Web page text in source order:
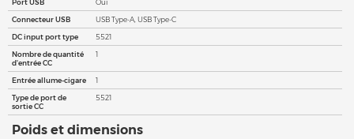
Port USB
Oui
Connecteur USB
USB Type-A, USB Type-C
DC input port type
5521
Nombre de quantité
d'entrée CC
1
Entrée allume-cigare
1
Type de port de
sortie CC
5521
Poids et dimensions